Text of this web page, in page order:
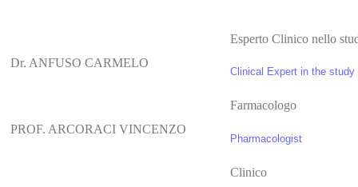
Dr. ANFUSO CARMELO
Esperto Clinico nello
Clinical Expert in the
PROF. ARCORACI VINCENZO
Farmacologo
Pharmacologist
Clinico